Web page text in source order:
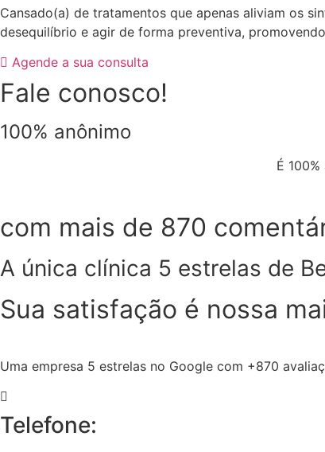
Cansado(a) de tratamentos que apenas aliviam os
desequilíbrio e agir de forma preventiva,
Agende a sua consulta
Fale conosco!
100% anônimo
É
com mais de 870
A única clínica 5 estrelas de
Sua satisfação é nossa
Uma empresa 5 estrelas no Google com +870
Telefone: